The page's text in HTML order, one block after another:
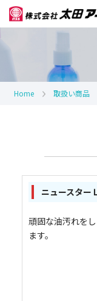
Home 取扱い商品
ニュースタ
頑固な油汚れを
ます。